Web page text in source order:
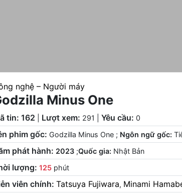
nghệ – Người máy
Minus One
tin: 162 Lượt xem: 291 Yêu cầu: 0
phim gốc: Godzilla Minus One; Ngôn ngữ gốc:
phát hành: 2023;Quốc gia: Nhật Bản
lượng: 125phút
viên chính: Tatsuya Fujiwara, Minami